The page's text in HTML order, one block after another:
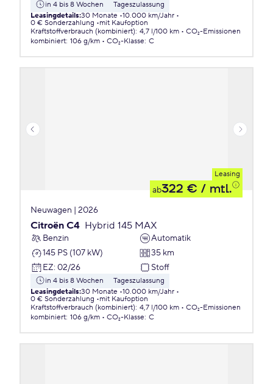
in 4 bis 8 Wochen
Tageszulassung
Leasingdetails:30 Monate 10.000 km/Jahr
0 € Sonderzahlung
mit Kaufoption
Kraftstoffverbrauch (kombiniert): 4,7 l/100 km
CO₂-Emissionen
kombiniert: 106 g/km CO₂-Klasse: C
Leasing
ab322 € / mtl.
Neuwagen | 2026
Citroën C4 Hybrid 145 MAX
Benzin
Automatik
145 PS (107 kW)
35 km
EZ: 02/26 Stoff
in 4 bis 8 Wochen
Tageszulassung
Leasingdetails:30 Monate 10.000 km/Jahr
0 € Sonderzahlung
mit Kaufoption
Kraftstoffverbrauch (kombiniert): 4,7 l/100 km
CO₂-Emissionen
kombiniert: 106 g/km CO₂-Klasse: C